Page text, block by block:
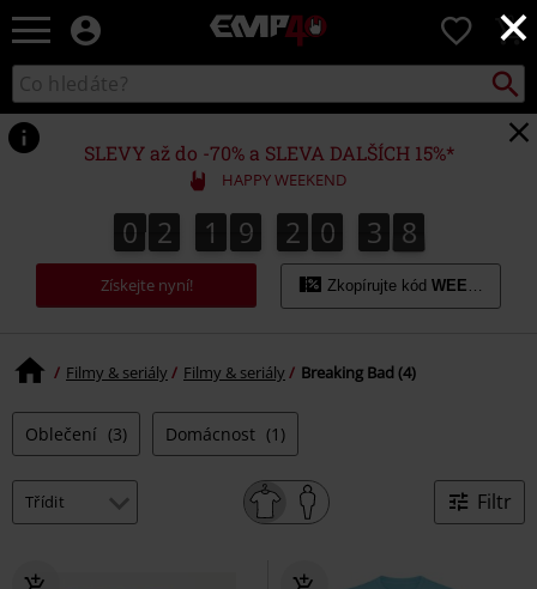
×
EMP
Hudba,
filmy
&
seriály,
Merch
pro
hráče,
Alternativní
móda
0
Katalog
vyhledávání
SLEVY až do -70% a SLEVA DALŠÍCH 15%*
HAPPY WEEKEND
0
0 2
2 1
1 9
9 2
2 0
0 3
4
3 8
9
8
Získejte nyní! Zkopírujte kód WEEKEND
Filmy & seriály Filmy & seriály Breaking Bad (4)
Oblečení (3) Domácnost (1)
Filtr